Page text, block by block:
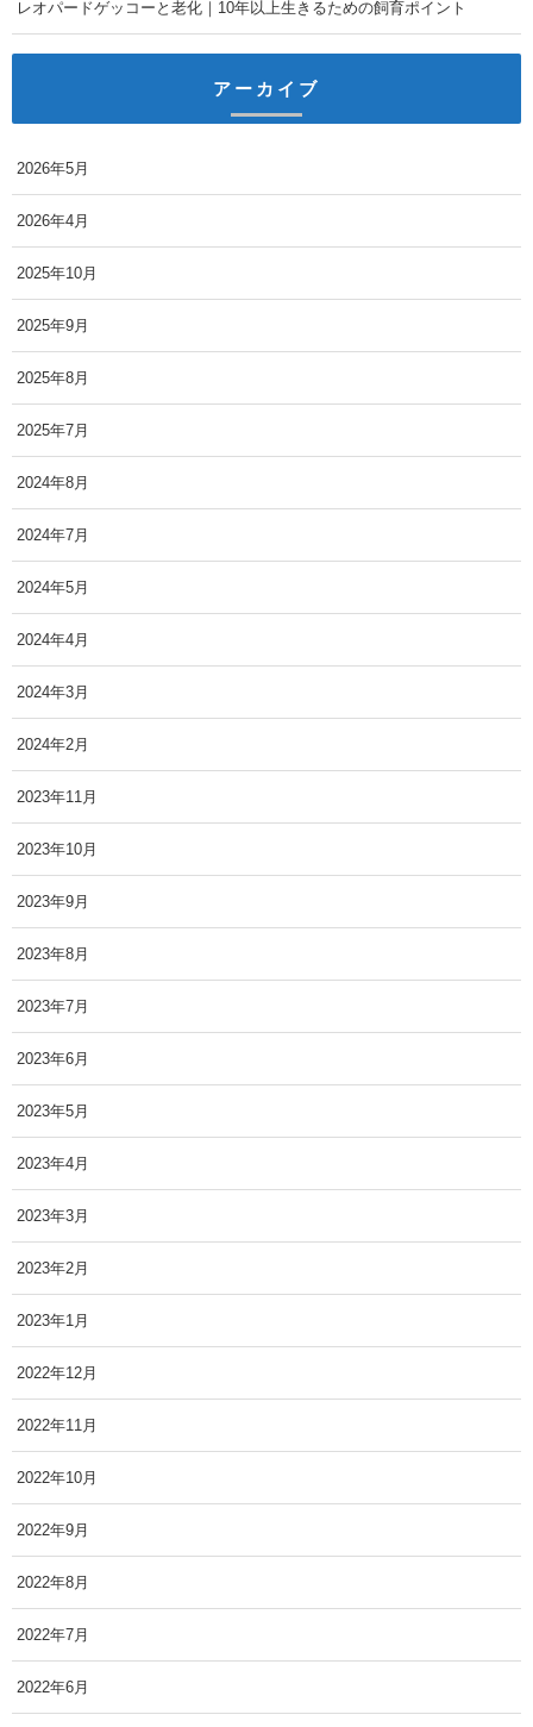
レオパードゲッコーと老化｜10年以上生きるための飼育ポイント
アーカイブ
2026年5月
2026年4月
2025年10月
2025年9月
2025年8月
2025年7月
2024年8月
2024年7月
2024年5月
2024年4月
2024年3月
2024年2月
2023年11月
2023年10月
2023年9月
2023年8月
2023年7月
2023年6月
2023年5月
2023年4月
2023年3月
2023年2月
2023年1月
2022年12月
2022年11月
2022年10月
2022年9月
2022年8月
2022年7月
2022年6月